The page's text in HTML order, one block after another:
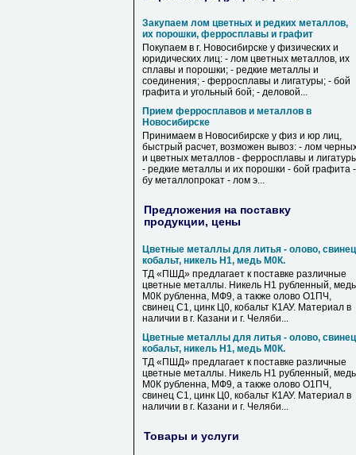
Закупаем лом цветных и редких металлов,
их порошки, ферросплавы и графит
Покупаем в г. Новосибирске у физических и
юридических лиц: - лом цветных металлов, их
сплавы и порошки; - редкие металлы и
соединения; - ферросплавы и лигатуры; - бой
графита и угольный бой; - деловой...
Прием ферросплавов и металлов в
Новосибирске
Принимаем в Новосибирске у физ и юр лиц,
быстрый расчет, возможен вывоз: - лом
и цветных металлов - ферросплавы и
- редкие металлы и их порошки - бой графита -
бу металлопрокат - лом э...
Предложения на поставку
продукции, цены
Цветные металлы для литья - олово,
кобальт, никель Н1, медь М0К.
ТД «ПШД» предлагает к поставке различные
цветные металлы. Никель Н1 рубленный, медь
М0К рубленна, МФ9, а также олово О1ПЧ,
свинец С1, цинк Ц0, кобальт К1АУ. Материал в
наличии в г. Казани и г. Челяби...
Цветные металлы для литья - олово,
кобальт, никель Н1, медь М0К.
ТД «ПШД» предлагает к поставке различные
цветные металлы. Никель Н1 рубленный, медь
М0К рубленна, МФ9, а также олово О1ПЧ,
свинец С1, цинк Ц0, кобальт К1АУ. Материал в
наличии в г. Казани и г. Челяби...
Товары и услуги